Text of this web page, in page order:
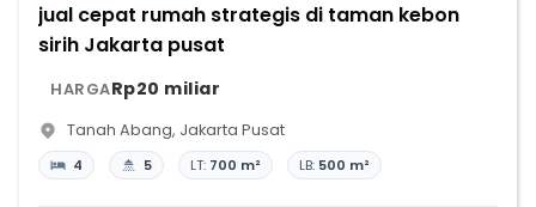
jual cepat rumah strategis di taman kebon
sirih Jakarta pusat
HARGARp20 miliar
Tanah Abang, Jakarta Pusat
4 5 LT: 700 m² LB: 500 m²